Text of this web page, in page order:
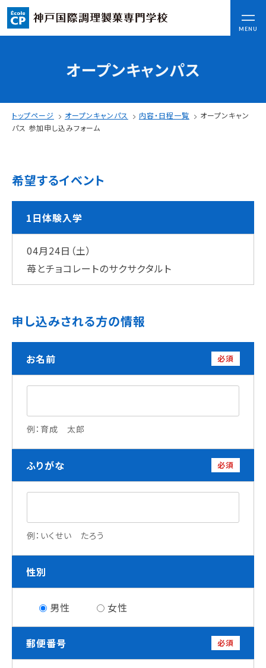
MENU
CLOSE
ここから始まる私の未来
日本全国から集まる学生たち
AO入試
指定校推薦入試
一般入試
学校案内
学校法人 育成学園の歩み
理事長メッセージ
学費・奨学金
本校独自の学費サポート制度
学費サポート
住まいサポート
学科紹介
調理学科
製菓学科
Wライセンスコース
資格について
インターンシップ
活躍する卒業生
チャレンジプログラム
フォローアップレッスン
オープンキャンパス
トップページ オープンキャンパス 内容・日程一覧
オープンキャン
パス 参加申し込みフォーム
希望するイベント
1日体験入学
04月24日（土）
苺とチョコレートのサクサクタルト
申し込みされる方の情報
お名前 必須
例：育成 太郎
ふりがな 必須
例：いくせい たろう
性別
男性 女性
郵便番号 必須